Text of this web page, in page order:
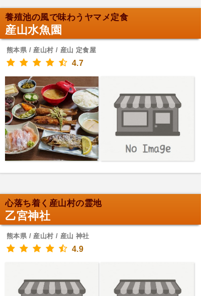
養殖池の風で味わうヤマメ定食
産山水魚園
熊本県 / 産山村 / 産山 定食屋
4.7
心落ち着く産山村の霊地
乙宮神社
熊本県 / 産山村 / 産山 神社
4.9